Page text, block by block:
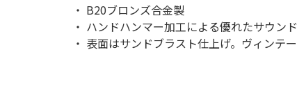
・ B20ブロンズ合金製
・ ハンドハンマー加工による優れたサウンド
・ 表面はサンドブラスト仕上げ。ヴィンテ